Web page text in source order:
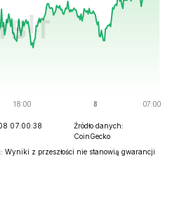
07:00:38
Źródło danych:
CoinGecko
Wyniki z przeszłości nie stanowią gwarancji